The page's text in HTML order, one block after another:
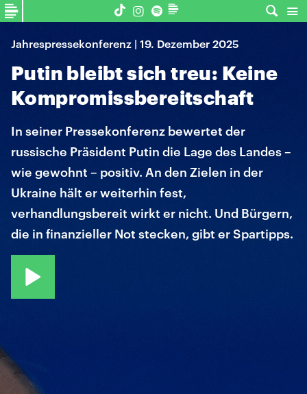
Jahrespressekonferenz | 19. Dezember 2025
Putin bleibt sich treu: Keine
Kompromissbereitschaft
In seiner Pressekonferenz bewertet der
russische Präsident Putin die Lage des Landes –
wie gewohnt – positiv. An den Zielen in der
Ukraine hält er weiterhin fest,
verhandlungsbereit wirkt er nicht. Und Bürgern,
die in finanzieller Not stecken, gibt er Spartipps.